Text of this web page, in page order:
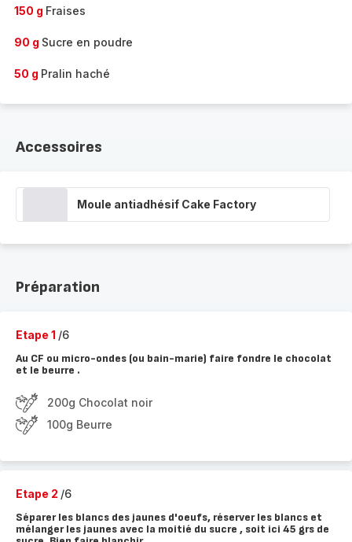
150 g Fraises
90 g Sucre en poudre
50 g Pralin haché
Accessoires
Moule antiadhésif Cake Factory
Préparation
Etape 1 /6
Au CF ou micro-ondes (ou bain-marie) faire fondre le chocolat
et le beurre .
200g Chocolat noir
100g Beurre
Etape 2 /6
Séparer les blancs des jaunes d'oeufs, réserver les blancs et
mélanger les jaunes avec la moitié du sucre , soit ici 45 grs de